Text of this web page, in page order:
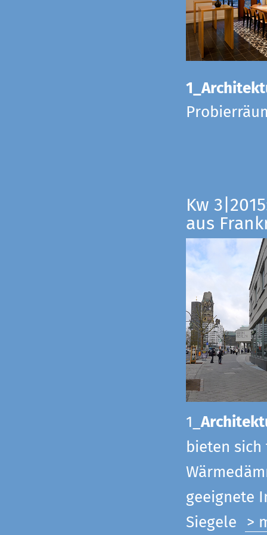
Kw
aus
1_
bieten
geeignete
Siegele >